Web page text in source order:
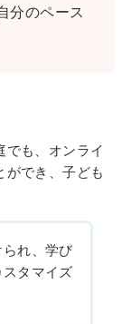
分のペース
でも、オンライ
ができ、子ども
れ、学び
タマイズ